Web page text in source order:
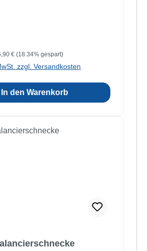
Preis:
€ (18.34% gespart)
zzgl. Versandkosten
In den Warenkorb